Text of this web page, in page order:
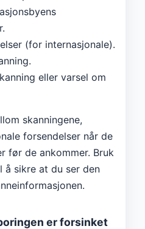
(for internasjonale).
eller varsel om
skanningene,
forsendelser når de
før de ankommer. Bruk
å sikre at du ser den
er forsinket